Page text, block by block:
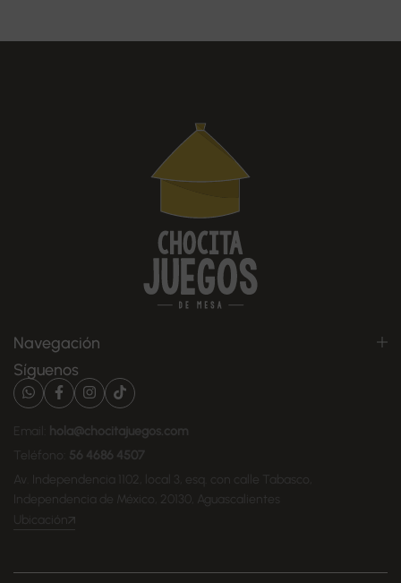
Navegación
Síguenos
Email:
hola@chocitajuegos.com
Teléfono: 56 4686 4507
Av. Independencia 1102, local 3, esq. con calle Tabasco,
Independencia de México, 20130, Aguascalientes
Ubicación